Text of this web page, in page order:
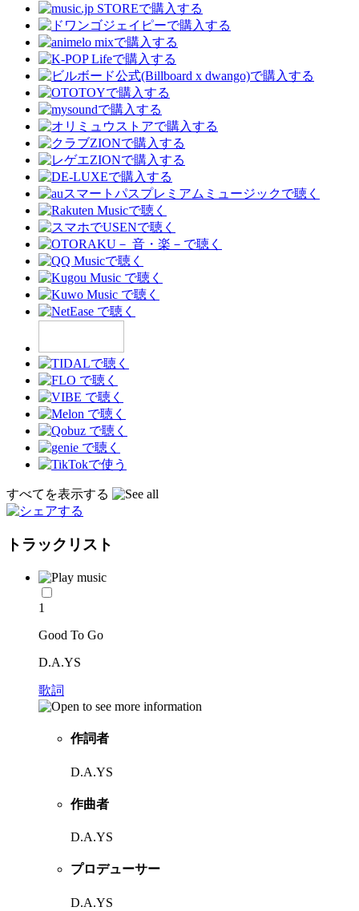
すべてを表示する
トラックリスト
1
Good To Go
D.A.YS
歌詞
作詞者
D.A.YS
作曲者
D.A.YS
プロデューサー
D.A.YS